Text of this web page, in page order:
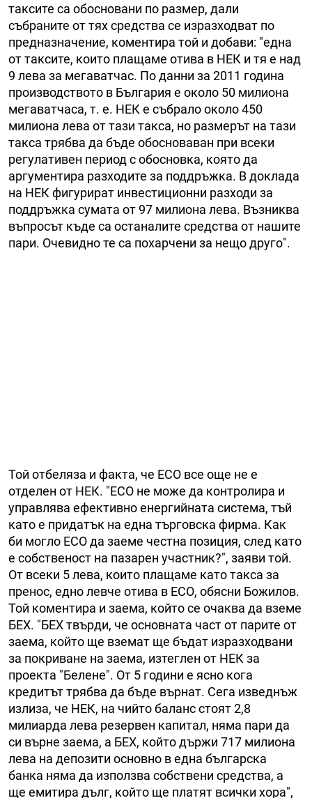
таксите са обосновани по размер, дали
събраните от тях средства се изразходват по
предназначение, коментира той и добави: "една
от таксите, които плащаме отива в НЕК и тя е над
9 лева за мегаватчас. По данни за 2011 година
производството в България е около 50 милиона
мегаватчаса, т. е. НЕК е събрало около 450
милиона лева от тази такса, но размерът на тази
такса трябва да бъде обосноваван при всеки
регулативен период с обосновка, която да
аргументира разходите за поддръжка. В доклада
на НЕК фигурират инвестиционни разходи за
поддръжка сумата от 97 милиона лева. Възниква
въпросът къде са останалите средства от нашите
пари. Очевидно те са похарчени за нещо друго".
Той отбеляза и факта, че ЕСО все още не е
отделен от НЕК. "ЕСО не може да контролира и
управлява ефективно енергийната система, тъй
като е придатък на една търговска фирма. Как
би могло ЕСО да заеме честна позиция, след като
е собственост на пазарен участник?", заяви той.
От всеки 5 лева, които плащаме като такса за
пренос, едно левче отива в ЕСО, обясни Божилов.
Той коментира и заема, който се очаква да вземе
БЕХ. "БЕХ твърди, че основната част от парите от
заема, който ще вземат ще бъдат изразходвани
за покриване на заема, изтеглен от НЕК за
проекта "Белене". От 5 години е ясно кога
кредитът трябва да бъде върнат. Сега изведнъж
излиза, че НЕК, на чийто баланс стоят 2,8
милиарда лева резервен капитал, няма пари да
си върне заема, а БЕХ, който държи 717 милиона
лева на депозити основно в една българска
банка няма да използва собствени средства, а
ще емитира дълг, който ще платят всички хора",